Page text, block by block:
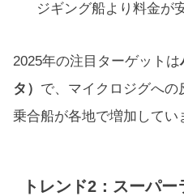
ジギング船より料金が
2025年の注目ターゲットは
タ） で、マイクロジグへの
乗合船が各地で増加してい
トレンド2：スーパ